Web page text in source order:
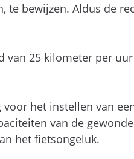
te bewijzen. Aldus de
van 25 kilometer per
het instellen van
van de
het fietsongeluk.